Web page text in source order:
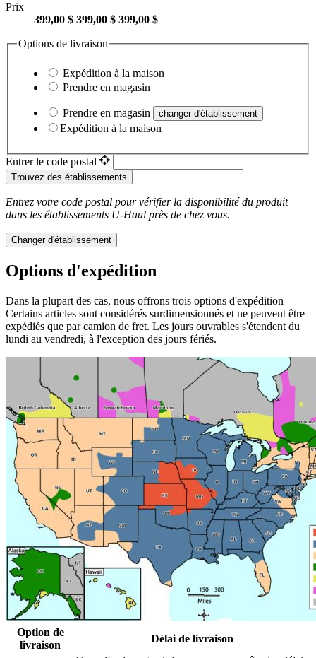
Prix
399,00 $ 399,00 $ 399,00 $
Options de livraison
Expédition à la maison
Prendre en magasin
Prendre en magasin changer d'établissement
Expédition à la maison
Entrer le code postal
Trouvez des établissements
Entrez votre code postal pour vérifier la disponibilité du produit
dans les établissements U-Haul près de chez vous.
Changer d'établissement
Options d'expédition
Dans la plupart des cas, nous offrons trois options d'expédition
Certains articles sont considérés surdimensionnés et ne peuvent être
expédiés que par camion de fret. Les jours ouvrables s'étendent du
lundi au vendredi, à l'exception des jours fériés.
Option de
livraison
Délai de livraison